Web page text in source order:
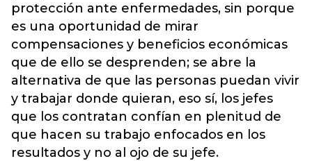
protección ante enfermedades, sin porque
es una oportunidad de mirar
compensaciones y beneficios económicas
que de ello se desprenden; se abre la
alternativa de que las personas puedan vivir
y trabajar donde quieran, eso sí, los jefes
que los contratan confían en plenitud de
que hacen su trabajo enfocados en los
resultados y no al ojo de su jefe.